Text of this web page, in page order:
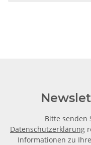
Bitte senden
Datenschutzerklärung
Informationen zu